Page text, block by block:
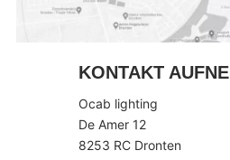
KONTAKT
Ocab lighting
De Amer 12
8253 RC Dronten